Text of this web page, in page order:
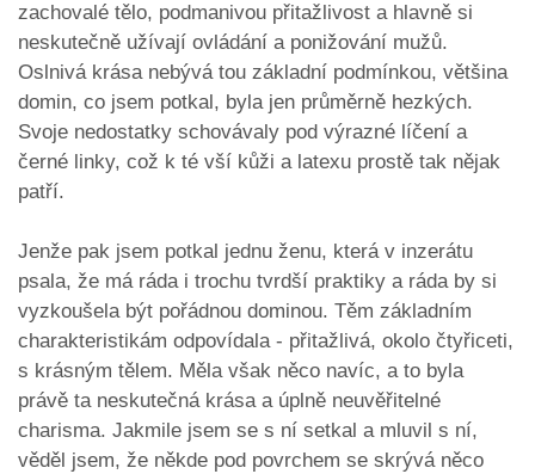
zachovalé tělo, podmanivou přitažlivost a hlavně si
neskutečně užívají ovládání a ponižování mužů.
Oslnivá krása nebývá tou základní podmínkou, většina
domin, co jsem potkal, byla jen průměrně hezkých.
Svoje nedostatky schovávaly pod výrazné líčení a
černé linky, což k té vší kůži a latexu prostě tak nějak
patří.
Jenže pak jsem potkal jednu ženu, která v inzerátu
psala, že má ráda i trochu tvrdší praktiky a ráda by si
vyzkoušela být pořádnou dominou. Těm základním
charakteristikám odpovídala - přitažlivá, okolo čtyřiceti,
s krásným tělem. Měla však něco navíc, a to byla
právě ta neskutečná krása a úplně neuvěřitelné
charisma. Jakmile jsem se s ní setkal a mluvil s ní,
věděl jsem, že někde pod povrchem se skrývá něco